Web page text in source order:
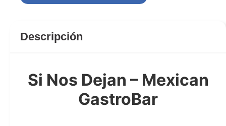
Descripción
Si Nos Dejan – Mexican
GastroBar